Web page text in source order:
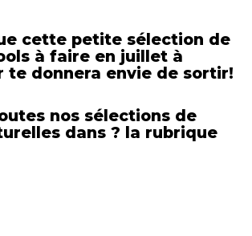
cette petite sélection de
à faire en juillet à
te donnera envie de sortir!
nos sélections de
dans ? la rubrique